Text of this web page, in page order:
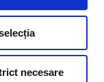
necesare